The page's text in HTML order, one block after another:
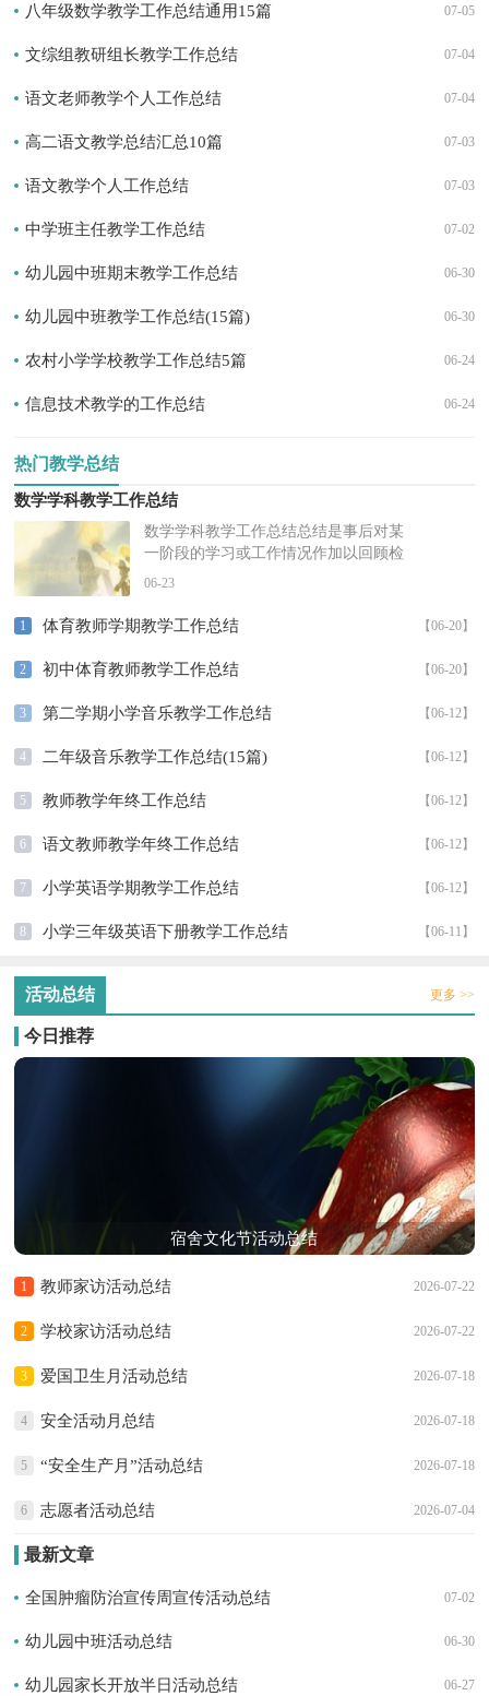
07-05
八年级数学教学工作总结通用15篇
07-04
文综组教研组长教学工作总结
07-04
语文老师教学个人工作总结
07-03
高二语文教学总结汇总10篇
07-03
语文教学个人工作总结
07-02
中学班主任教学工作总结
06-30
幼儿园中班期末教学工作总结
06-30
幼儿园中班教学工作总结(15篇)
06-24
农村小学学校教学工作总结5篇
06-24
信息技术教学的工作总结
热门教学总结
数学学科教学工作总结
数学学科教学工作总结总结是事后对某
一阶段的学习或工作情况作加以回顾检
查并分析评价的书面材料，它可以提升
06-23
1 【06-20】
体育教师学期教学工作总结
2 【06-20】
初中体育教师教学工作总结
3 【06-12】
第二学期小学音乐教学工作总结
4 【06-12】
二年级音乐教学工作总结(15篇)
5 【06-12】
教师教学年终工作总结
6 【06-12】
语文教师教学年终工作总结
7 【06-12】
小学英语学期教学工作总结
8 【06-11】
小学三年级英语下册教学工作总结
活动总结 更多 >>
今日推荐
宿舍文化节活动总结
1 2026-07-22
教师家访活动总结
2 2026-07-22
学校家访活动总结
3 2026-07-18
爱国卫生月活动总结
4 2026-07-18
安全活动月总结
5 2026-07-18
“安全生产月”活动总结
6 2026-07-04
志愿者活动总结
最新文章
07-02
全国肿瘤防治宣传周宣传活动总结
06-30
幼儿园中班活动总结
06-27
幼儿园家长开放半日活动总结